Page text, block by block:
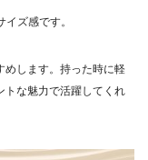
ズ感です。
めします。持った時に軽
トな魅力で活躍してくれ